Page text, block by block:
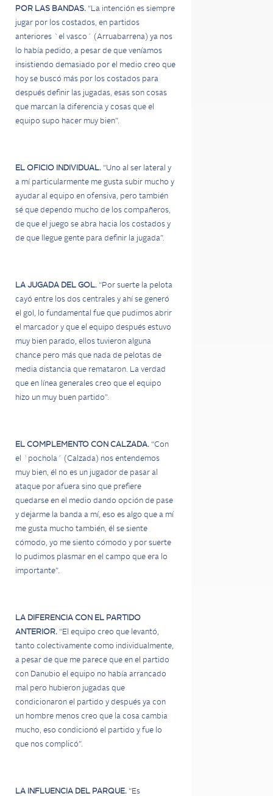
POR LAS BANDAS. “La intención es siempre
jugar por los costados, en partidos
anteriores `el vasco´ (Arruabarrena) ya nos
lo había pedido, a pesar de que veníamos
insistiendo demasiado por el medio creo que
hoy se buscó más por los costados para
después definir las jugadas, esas son cosas
que marcan la diferencia y cosas que el
equipo supo hacer muy bien”.
EL OFICIO INDIVIDUAL. “Uno al ser lateral y
a mí particularmente me gusta subir mucho y
ayudar al equipo en ofensiva, pero también
sé que dependo mucho de los compañeros,
de que el juego se abra hacia los costados y
de que llegue gente para definir la jugada”.
LA JUGADA DEL GOL. “Por suerte la pelota
cayó entre los dos centrales y ahí se generó
el gol, lo fundamental fue que pudimos abrir
el marcador y que el equipo después estuvo
muy bien parado, ellos tuvieron alguna
chance pero más que nada de pelotas de
media distancia que remataron. La verdad
que en línea generales creo que el equipo
hizo un muy buen partido”.
EL COMPLEMENTO CON CALZADA. “Con
el `pochola´ (Calzada) nos entendemos
muy bien, él no es un jugador de pasar al
ataque por afuera sino que prefiere
quedarse en el medio dando opción de pase
y dejarme la banda a mí, eso es algo que a mí
me gusta mucho también, él se siente
cómodo, yo me siento cómodo y por suerte
lo pudimos plasmar en el campo que era lo
importante”.
LA DIFERENCIA CON EL PARTIDO
ANTERIOR. “El equipo creo que levantó,
tanto colectivamente como individualmente,
a pesar de que me parece que en el partido
con Danubio el equipo no había arrancado
mal pero hubieron jugadas que
condicionaron el partido y después ya con
un hombre menos creo que la cosa cambia
mucho, eso condicionó el partido y fue lo
que nos complicó”.
LA INFLUENCIA DEL PARQUE. “Es